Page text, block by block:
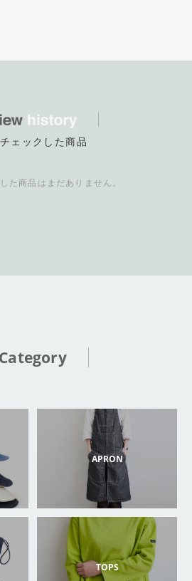
ェックした商品
た商品はまだありません。
Category
APRON
TOPS